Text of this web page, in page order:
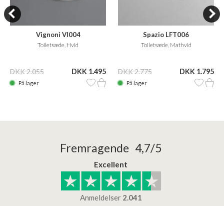
Vignoni VI004
Toiletsæde, Hvid
DKK 2.055 DKK 1.495
På lager
Spazio LFT006
Toiletsæde, Mathvid
DKK 2.775 DKK 1.795
På lager
Fremragende 4,7/5
Excellent
Anmeldelser 2.041